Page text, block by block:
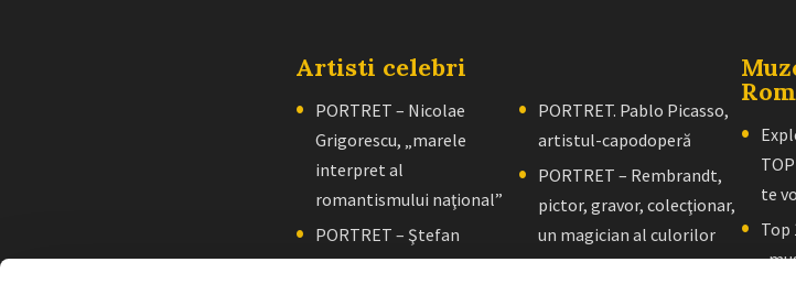
Artisti celebri
PORTRET – Nicolae
Grigorescu, „marele
interpret al
romantismului naţional”
PORTRET – Ştefan
Luchian, „un zugrav”
PORTRET. Pablo Picasso,
artistul-capodoperă
PORTRET – Rembrandt,
pictor, gravor, colecţionar,
un magician al culorilor
te
Top